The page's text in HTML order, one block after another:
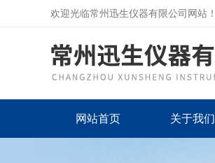
欢迎光临常州迅生仪器有限公司网站！
网站首页 关于我们